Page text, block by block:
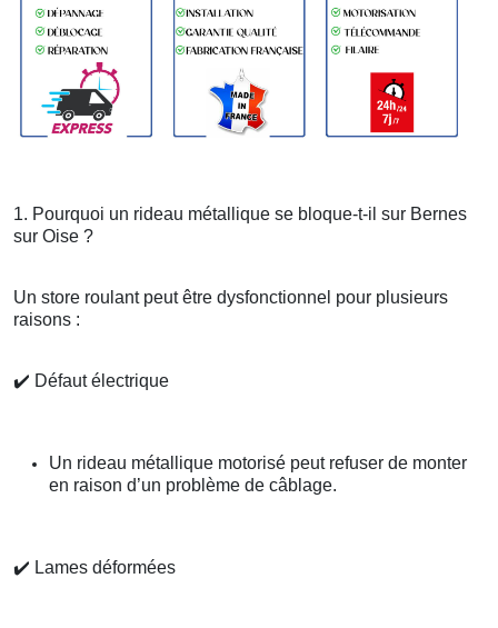
1. Pourquoi un rideau métallique se bloque-t-il sur Bernes
sur Oise ?
Un store roulant peut être dysfonctionnel pour plusieurs
raisons :
✔️ Défaut électrique
Un rideau métallique motorisé peut refuser de monter
en raison d’un problème de câblage.
✔️ Lames déformées